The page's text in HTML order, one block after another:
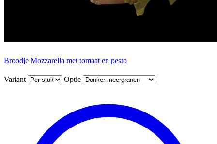
Broodje Mozzarella met tomaat en pesto
Variant Optie